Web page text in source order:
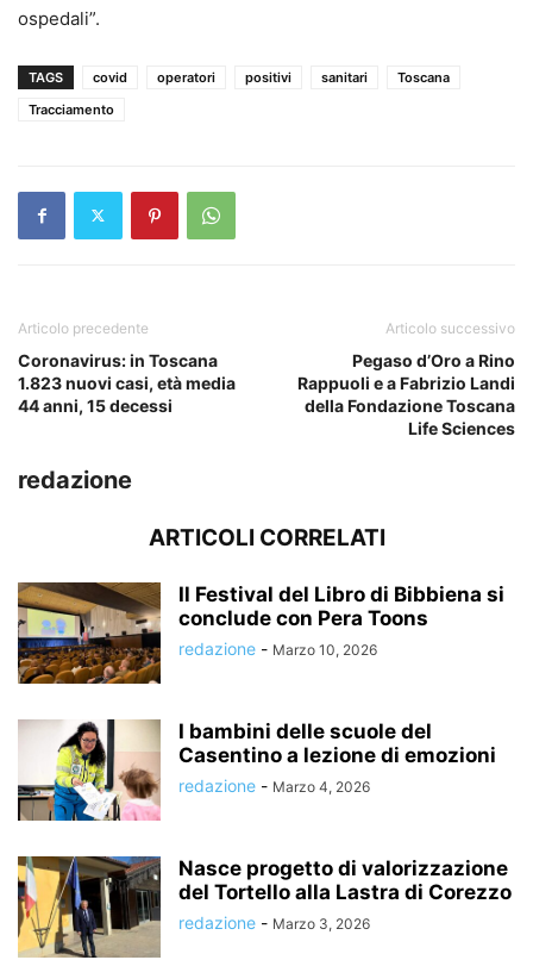
ospedali”.
TAGS covid operatori positivi sanitari
Toscana
Tracciamento
Articolo precedente
Coronavirus: in Toscana
1.823 nuovi casi, età media
44 anni, 15 decessi
Articolo successivo
Pegaso d’Oro a Rino
Rappuoli e a Fabrizio Landi
della Fondazione Toscana
Life Sciences
redazione
ARTICOLI CORRELATI
Il Festival del Libro di Bibbiena si
conclude con Pera Toons
redazione - Marzo 10, 2026
I bambini delle scuole del
Casentino a lezione di emozioni
redazione - Marzo 4, 2026
Nasce progetto di valorizzazione
del Tortello alla Lastra di Corezzo
redazione - Marzo 3, 2026